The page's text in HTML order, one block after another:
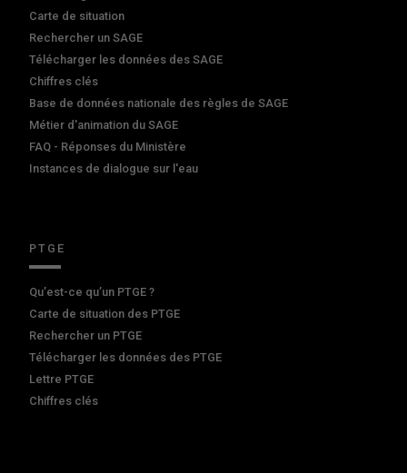
Carte de situation
Rechercher un SAGE
Télécharger les données des SAGE
Chiffres clés
Base de données nationale des règles de SAGE
Métier d'animation du SAGE
FAQ - Réponses du Ministère
Instances de dialogue sur l'eau
PTGE
Qu’est-ce qu’un PTGE ?
Carte de situation des PTGE
Rechercher un PTGE
Télécharger les données des PTGE
Lettre PTGE
Chiffres clés